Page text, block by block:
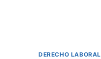
DERECHO LABORAL